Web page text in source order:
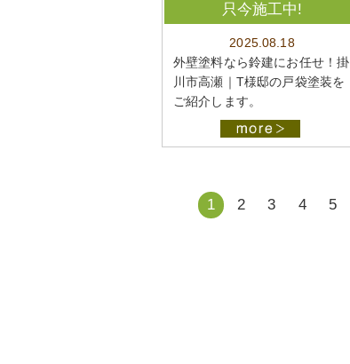
只今施工中!
2025.08.18
外壁塗料なら鈴建にお任せ！掛
川市高瀬｜T様邸の戸袋塗装を
ご紹介します。
1 2 3 4 5